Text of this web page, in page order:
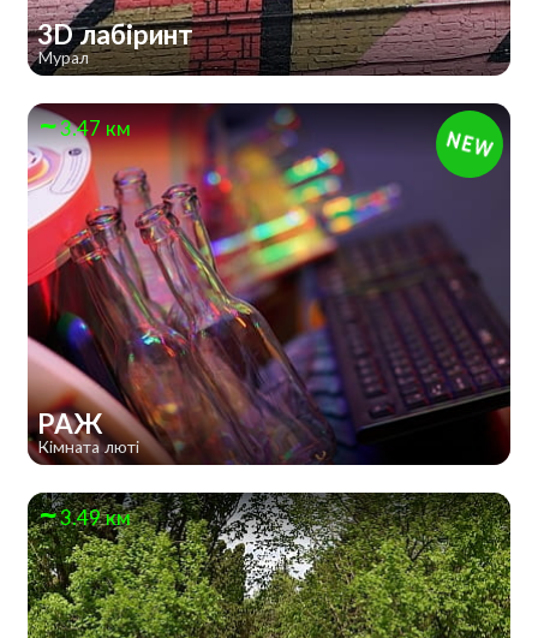
3D лабіринт
Мурал
3.47 км
РАЖ
Кімната люті
3.49 км